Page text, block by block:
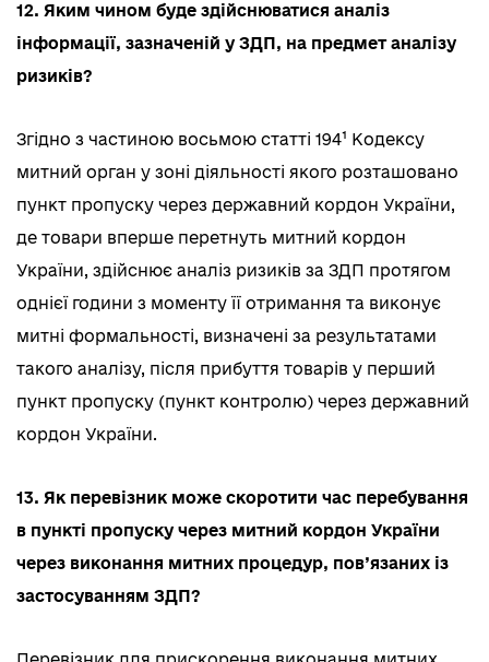
12. Яким чином буде здійснюватися аналіз
інформації, зазначеній у ЗДП, на предмет аналізу
ризиків?
Згідно з частиною восьмою статті 194¹ Кодексу
митний орган у зоні діяльності якого розташовано
пункт пропуску через державний кордон України,
де товари вперше перетнуть митний кордон
України, здійснює аналіз ризиків за ЗДП протягом
однієї години з моменту її отримання та виконує
митні формальності, визначені за результатами
такого аналізу, після прибуття товарів у перший
пункт пропуску (пункт контролю) через державний
кордон України.
13. Як перевізник може скоротити час перебування
в пункті пропуску через митний кордон України
через виконання митних процедур, пов’язаних із
застосуванням ЗДП?